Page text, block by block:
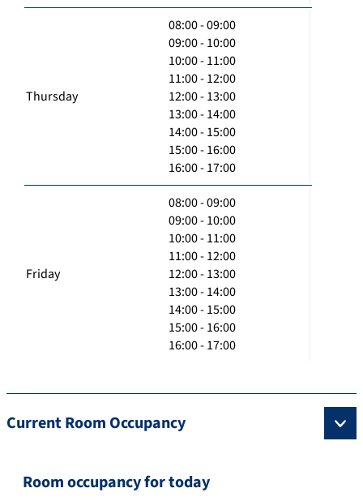
Thursday
08:00 - 09:00
09:00 - 10:00
10:00 - 11:00
11:00 - 12:00
12:00 - 13:00
13:00 - 14:00
14:00 - 15:00
15:00 - 16:00
16:00 - 17:00
Friday
08:00 - 09:00
09:00 - 10:00
10:00 - 11:00
11:00 - 12:00
12:00 - 13:00
13:00 - 14:00
14:00 - 15:00
15:00 - 16:00
16:00 - 17:00
Current Room Occupancy
Room occupancy for today